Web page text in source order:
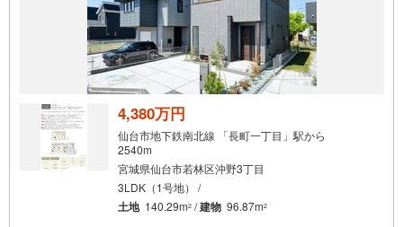
4,380万円
仙台市地下鉄南北線 「長町一丁目」駅から
2540m
宮城県仙台市若林区沖野3丁目
3LDK（1号地） /
土地 140.29m2 /建物 96.87m2